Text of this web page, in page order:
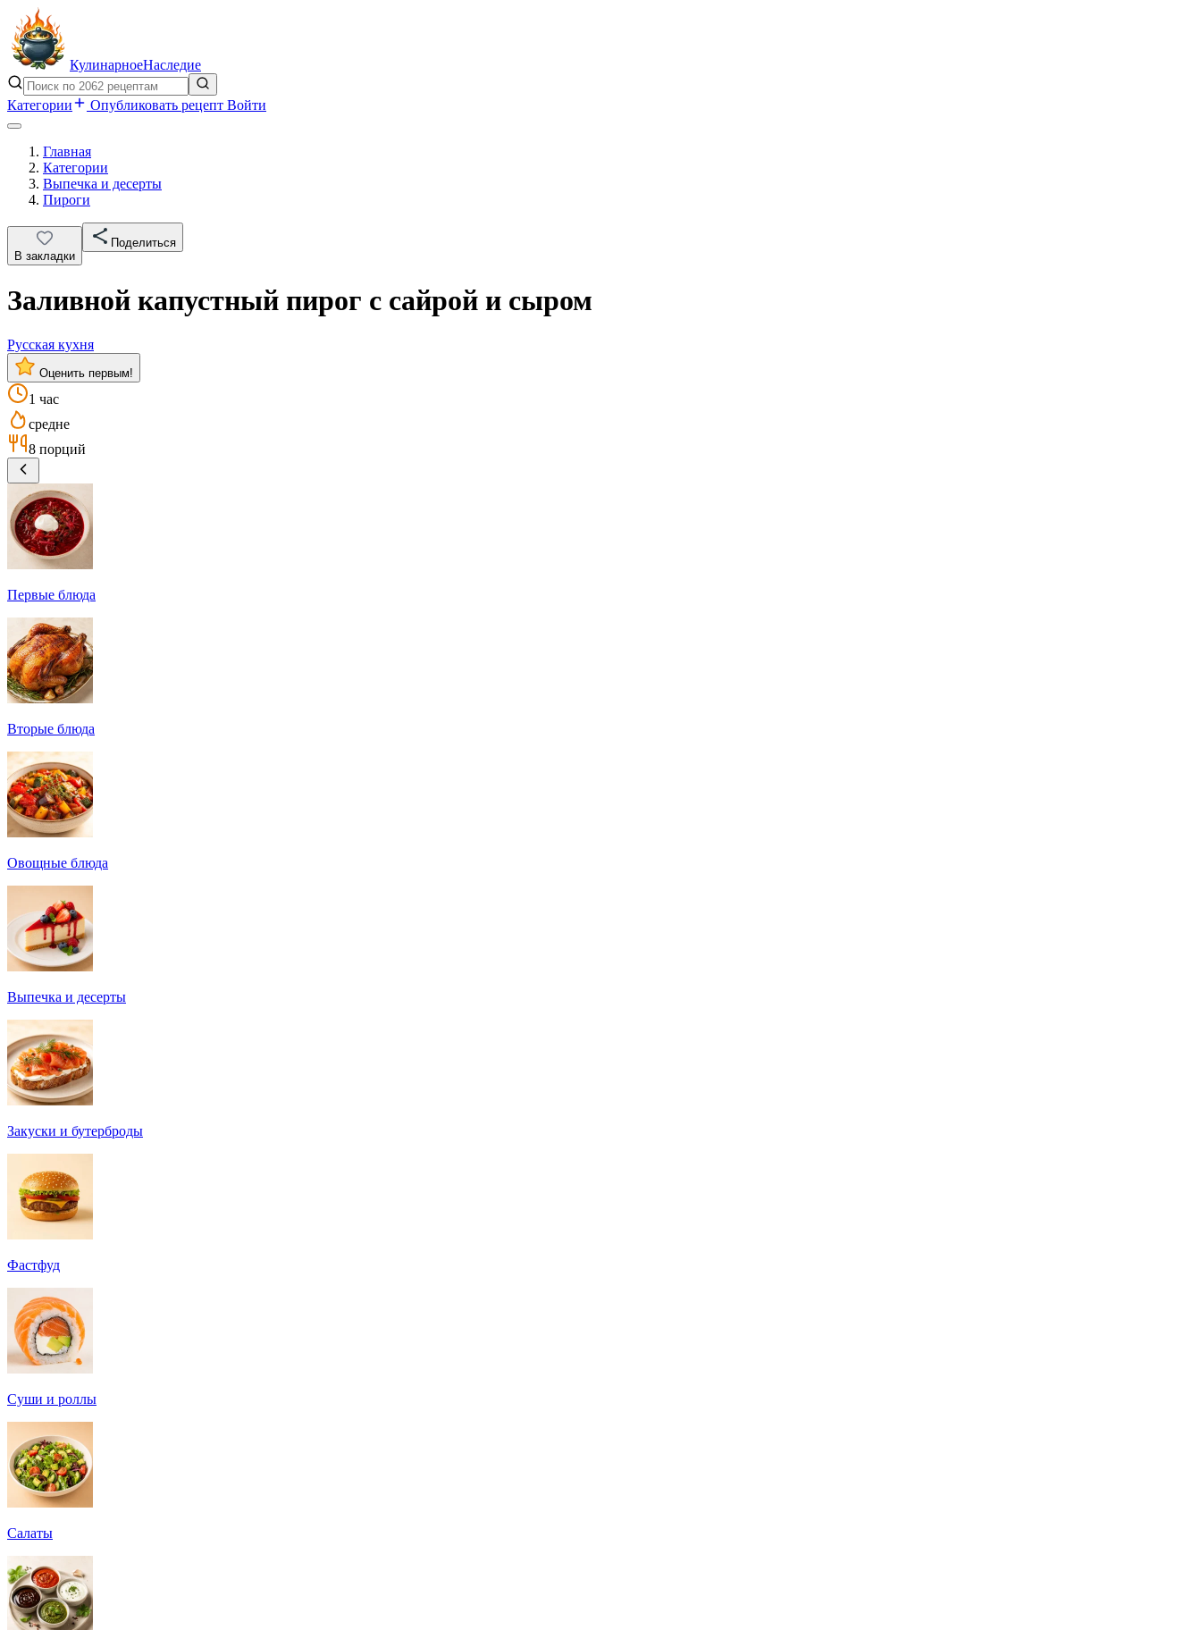
КулинарноеНаследие
Категории Опубликовать рецепт Войти
Главная
Категории
Выпечка и десерты
Пироги
В закладки
Поделиться
Заливной капустный пирог с сайрой и сыром
Русская кухня
Оценить первым!
1 час
средне
8 порций
Первые блюда
Вторые блюда
Овощные блюда
Выпечка и десерты
Закуски и бутерброды
Фастфуд
Суши и роллы
Салаты